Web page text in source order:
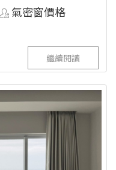
氣密窗價格
繼續閱讀